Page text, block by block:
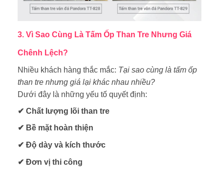
3. Vì Sao Cùng Là Tấm Ốp Than Tre Nhưng Giá
Chênh Lệch?
Nhiều khách hàng thắc mắc: Tại sao cùng là tấm ốp
than tre nhưng giá lại khác nhau nhiều?
Dưới đây là những yếu tố quyết định:
✔ Chất lượng lõi than tre
✔ Bề mặt hoàn thiện
✔ Độ dày và kích thước
✔ Đơn vị thi công